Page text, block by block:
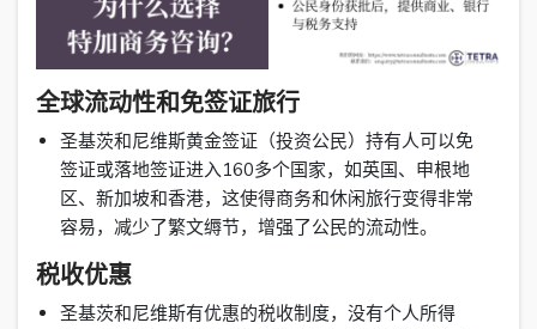
全球流动性和免签证旅行
圣基茨和尼维斯黄金签证（投资公民）持有人可以免
签证或落地签证进入160多个国家，如英国、申根地
区、新加坡和香港，这使得商务和休闲旅行变得非常
容易，减少了繁文缛节，增强了公民的流动性。
税收优惠
圣基茨和尼维斯有优惠的税收制度，没有个人所得